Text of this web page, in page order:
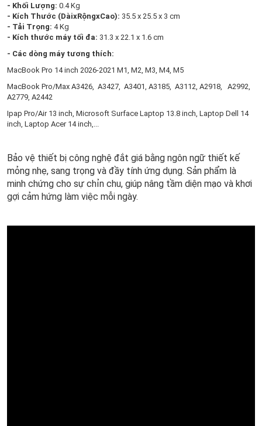
- Khối Lượng: 0.4 Kg
- Kích Thước (DàixRộngxCao): 35.5 x 25.5 x 3 cm
- Tải Trọng: 4 Kg
- Kích thước máy tối đa: 31.3 x 22.1 x 1.6 cm
- Các dòng máy tương thích:
MacBook Pro 14 inch 2026-2021 M1, M2, M3, M4, M5
MacBook Pro/Max A3426, A3427, A3401, A3185, A3112, A2918, A2992,
A2779, A2442
Ipap Pro/Air 13 inch, Microsoft Surface Laptop 13.8 inch, Laptop Dell 14
inch, Laptop Acer 14 inch,...
Bảo vệ thiết bị công nghệ đắt giá bằng ngôn ngữ thiết kế
mỏng nhẹ, sang trọng và đầy tính ứng dụng. Sản phẩm là
minh chứng cho sự chỉn chu, giúp nâng tầm diện mạo và khơi
gợi cảm hứng làm việc mỗi ngày.